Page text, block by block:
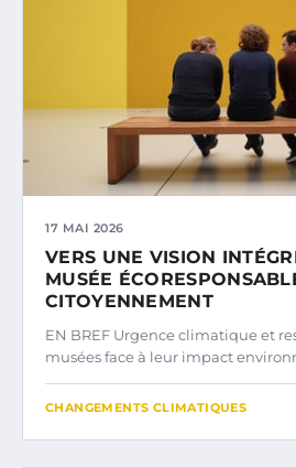
17 MAI 2026
VERS UNE VISION
MUSÉE
CITOYENNEMENT
EN BREF Urgence climatique et
musées face à leur impact
CHANGEMENTS CLIMATIQUES